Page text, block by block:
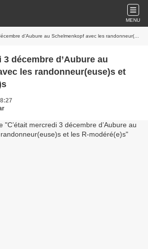
MENU
d’Aubure au Schelmenkopf avec les randonneur(euse)s et les R-modéré(e)s
3 décembre d’Aubure au